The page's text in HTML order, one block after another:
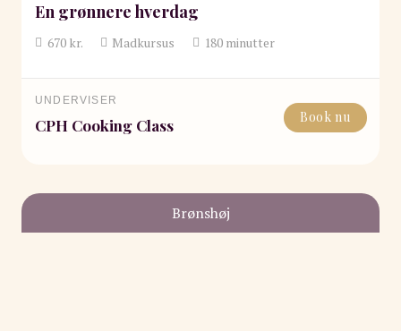
En grønnere hverdag
670kr. Madkursus 180 minutter
UNDERVISER
CPH Cooking Class Book nu
Brønshøj